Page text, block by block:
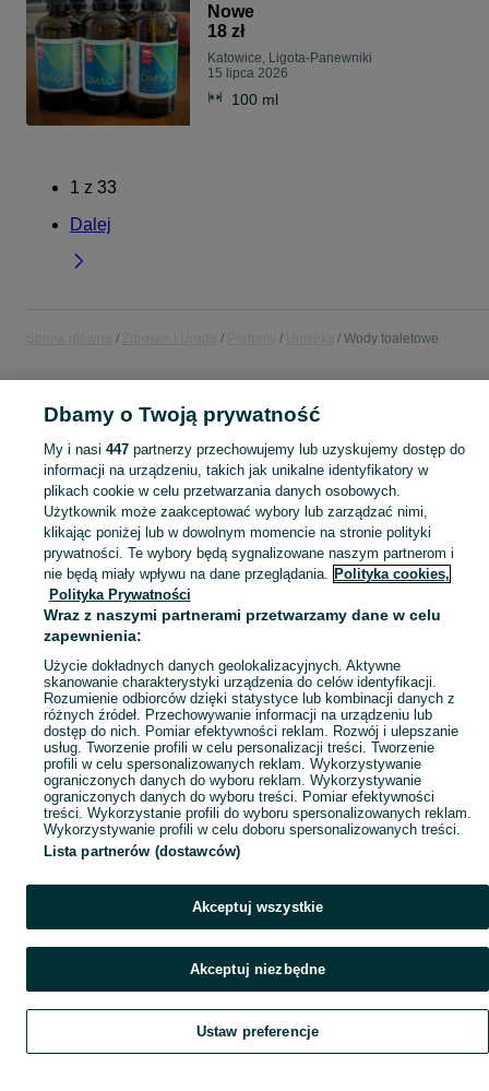
Nowe
18 zł
Katowice, Ligota-Panewniki
15 lipca 2026
100 ml
1 z 33
Dalej
Wody toaletowe
KATEGORIA
Sprzedaż wód toaletowych uniseks w Polsce ▶️ Lekkie, uniwersalne zapachy ✅ Nowe i używane w atrakcyjnych cenach ☝ Sprawdź oferty na OLX.pl! Zobacz
Mapa kategorii
Mapa miejscowości
Mapa ministron
Szukaj Obserwujesz Dodaj Czat Konto
Dbamy o Twoją prywatność
My i nasi 447partnerzy przechowujemy lub uzyskujemy dostęp do
informacji na urządzeniu, takich jak unikalne identyfikatory w
plikach cookie w celu przetwarzania danych osobowych.
Użytkownik może zaakceptować wybory lub zarządzać nimi,
klikając poniżej lub w dowolnym momencie na stronie polityki
prywatności. Te wybory będą sygnalizowane naszym partnerom i
nie będą miały wpływu na dane przeglądania. Polityka cookies,
Polityka Prywatności
Wraz z naszymi partnerami przetwarzamy dane w celu
zapewnienia:
Użycie dokładnych danych geolokalizacyjnych. Aktywne
skanowanie charakterystyki urządzenia do celów identyfikacji.
Rozumienie odbiorców dzięki statystyce lub kombinacji danych z
różnych źródeł. Przechowywanie informacji na urządzeniu lub
dostęp do nich. Pomiar efektywności reklam. Rozwój i ulepszanie
usług. Tworzenie profili w celu personalizacji treści. Tworzenie
profili w celu spersonalizowanych reklam. Wykorzystywanie
ograniczonych danych do wyboru reklam. Wykorzystywanie
ograniczonych danych do wyboru treści. Pomiar efektywności
treści. Wykorzystanie profili do wyboru spersonalizowanych reklam.
Wykorzystywanie profili w celu doboru spersonalizowanych treści.
Lista partnerów (dostawców)
Akceptuj wszystkie
Akceptuj niezbędne
Ustaw preferencje